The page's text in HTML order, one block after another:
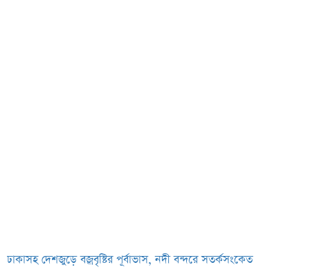
ঢাকাসহ দেশজুড়ে বজ্রবৃষ্টির পূর্বাভাস, নদী বন্দরে সতর্কসংকেত